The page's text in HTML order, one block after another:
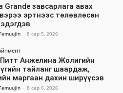
Grande завсарлага авах
эртнээс төлөвлөсөн
- 8 сар 5, 2026
Анжелина Жолигийн
тайланг шаардаж,
маргаан дахин ширүүсэв
- 8 сар 6, 2026